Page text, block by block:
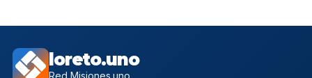
loreto.uno
Red Misiones.uno